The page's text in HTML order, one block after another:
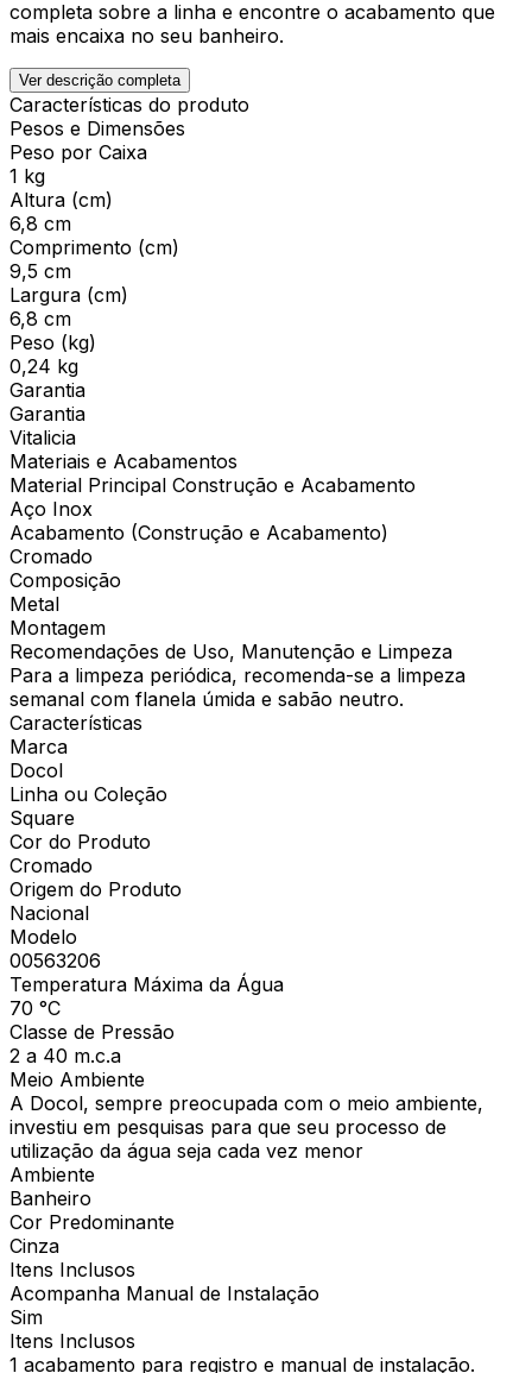
completa sobre a linha e encontre o acabamento que
mais encaixa no seu banheiro.
Ver descrição completa
Características do produto
Pesos e Dimensões
Peso por Caixa
1 kg
Altura (cm)
6,8 cm
Comprimento (cm)
9,5 cm
Largura (cm)
6,8 cm
Peso (kg)
0,24 kg
Garantia
Garantia
Vitalicia
Materiais e Acabamentos
Material Principal Construção e Acabamento
Aço Inox
Acabamento (Construção e Acabamento)
Cromado
Composição
Metal
Montagem
Recomendações de Uso, Manutenção e Limpeza
Para a limpeza periódica, recomenda-se a limpeza
semanal com flanela úmida e sabão neutro.
Características
Marca
Docol
Linha ou Coleção
Square
Cor do Produto
Cromado
Origem do Produto
Nacional
Modelo
00563206
Temperatura Máxima da Água
70 °C
Classe de Pressão
2 a 40 m.c.a
Meio Ambiente
A Docol, sempre preocupada com o meio ambiente,
investiu em pesquisas para que seu processo de
utilização da água seja cada vez menor
Ambiente
Banheiro
Cor Predominante
Cinza
Itens Inclusos
Acompanha Manual de Instalação
Sim
Itens Inclusos
1 acabamento para registro e manual de instalação.